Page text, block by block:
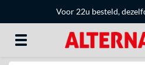
Voor 22u besteld,